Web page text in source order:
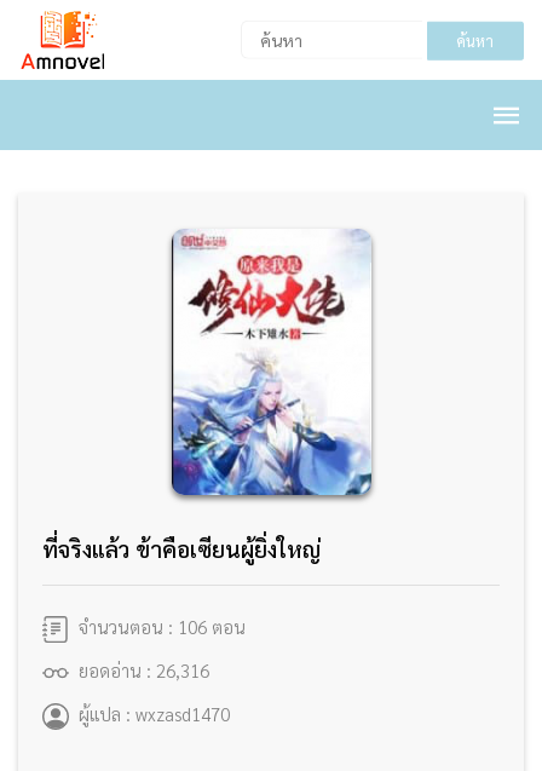
ค้นหา
ที่จริงแล้ว ข้าคือเซียนผู้ยิ่งใหญ่
จำนวนตอน : 106 ตอน
ยอดอ่าน : 26,316
ผู้แปล : wxzasd1470